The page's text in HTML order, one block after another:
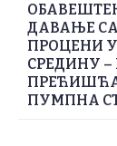
ДАВАЊЕ
ПРОЦЕНИ
СРЕДИНУ –
ПУМПНА